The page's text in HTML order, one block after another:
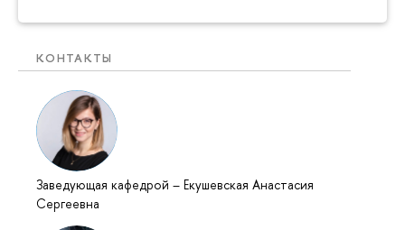
КОНТАКТЫ
Заведующая кафедрой – Екушевская Анастасия
Сергеевна